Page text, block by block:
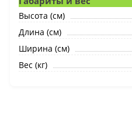
Высота (cм)
Длина (cм)
Ширина (cм)
Вес (кг)